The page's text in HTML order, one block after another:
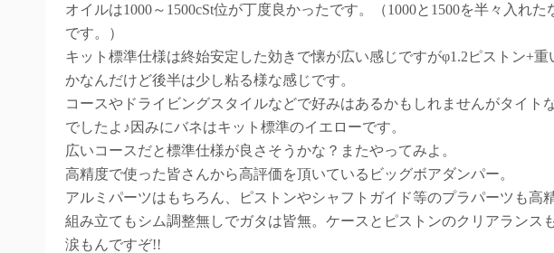
オイルは1000～1500cSt位が丁度良かったです。（1000と1500を半々入れ
です。）
キット標準仕様は終始安定した効きで懐が広い感じですがφ1.2ピストン+
かなんだけど後半は少し粘る様な感じです。
コースやドライビングスタイルなどで好みはあるかもしれませんがタイト
でしたよ♪因みにバネはキット標準のイエローです。
広いコースだと標準仕様が良さそうかな？またやってみよ。
高精度で使った皆さんから高評価を頂いているビッグボアダンパー。
アルミパーツはもちろん、ピストンやシャフトガイド等のプラパーツも高
組み立てもシム調整無しでガタは皆無。ケースとピストンのクリアランス
涙もんですぞ!!